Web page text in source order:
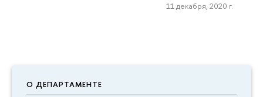
О ДЕПАРТАМЕНТЕ
11 декабря, 2020 г.